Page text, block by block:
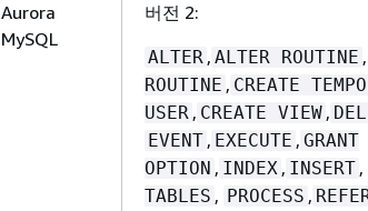
Aurora
MySQL
버전 2:
ALTER , ALTER ROUTINE ,
ROUTINE , CREATE
USER , CREATE VIEW ,
EVENT , EXECUTE , GRANT
OPTION , INDEX , INSERT ,
TABLES , PROCESS ,